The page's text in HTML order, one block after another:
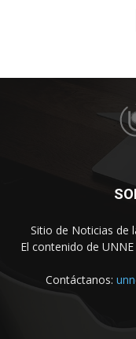
Sitio de Noticias de
El contenido de
Contáctanos: